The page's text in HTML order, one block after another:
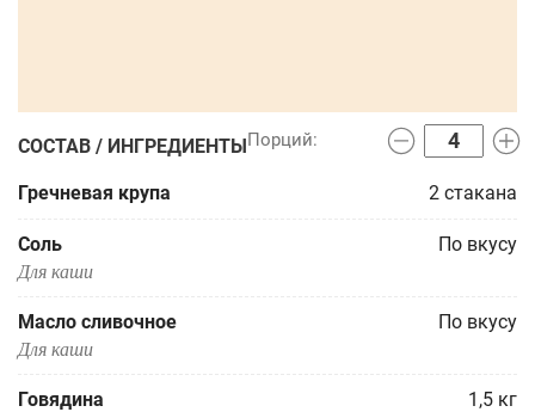
СОСТАВ / ИНГРЕДИЕНТЫ
Гречневая крупа 2 стакана
Соль По вкусу
Для каши
Масло сливочное По вкусу
Для каши
Говядина 1,5 кг